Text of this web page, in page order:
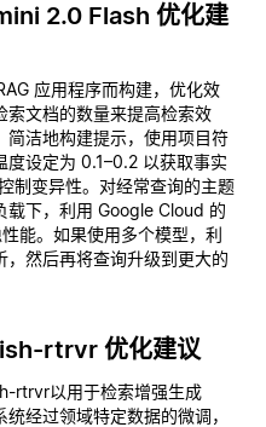
2.0 Flash 优化建
应用程序而构建，优化效
索文档的数量来提高检索效
简洁地构建提示，使用项目符
设定为 0.1–0.2 以获取事实
制变异性。对经常查询的主题
载下，利用 Google Cloud 的
能。如果使用多个模型，利
，然后再将查询升级到更大的
rtrvr 优化建议
rtrvr以用于检索增强生成
统经过领域特定数据的微调，